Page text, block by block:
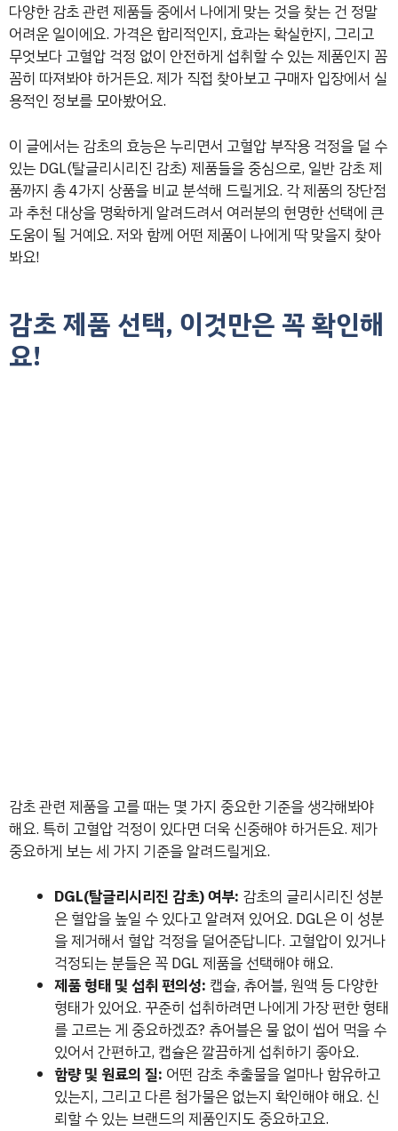
다양한 감초 관련 제품들 중에서 나에게 맞는 것을 찾는 건 정말
어려운 일이에요. 가격은 합리적인지, 효과는 확실한지, 그리고
무엇보다 고혈압 걱정 없이 안전하게 섭취할 수 있는 제품인지 꼼
꼼히 따져봐야 하거든요. 제가 직접 찾아보고 구매자 입장에서 실
용적인 정보를 모아봤어요.
이 글에서는 감초의 효능은 누리면서 고혈압 부작용 걱정을 덜 수
있는 DGL(탈글리시리진 감초) 제품들을 중심으로, 일반 감초 제
품까지 총 4가지 상품을 비교 분석해 드릴게요. 각 제품의 장단점
과 추천 대상을 명확하게 알려드려서 여러분의 현명한 선택에 큰
도움이 될 거예요. 저와 함께 어떤 제품이 나에게 딱 맞을지 찾아
봐요!
감초 제품 선택, 이것만은 꼭 확인해
요!
감초 관련 제품을 고를 때는 몇 가지 중요한 기준을 생각해봐야
해요. 특히 고혈압 걱정이 있다면 더욱 신중해야 하거든요. 제가
중요하게 보는 세 가지 기준을 알려드릴게요.
DGL(탈글리시리진 감초) 여부: 감초의 글리시리진 성분
은 혈압을 높일 수 있다고 알려져 있어요. DGL은 이 성분
을 제거해서 혈압 걱정을 덜어준답니다. 고혈압이 있거나
걱정되는 분들은 꼭 DGL 제품을 선택해야 해요.
제품 형태 및 섭취 편의성: 캡슐, 츄어블, 원액 등 다양한
형태가 있어요. 꾸준히 섭취하려면 나에게 가장 편한 형태
를 고르는 게 중요하겠죠? 츄어블은 물 없이 씹어 먹을 수
있어서 간편하고, 캡슐은 깔끔하게 섭취하기 좋아요.
함량 및 원료의 질: 어떤 감초 추출물을 얼마나 함유하고
있는지, 그리고 다른 첨가물은 없는지 확인해야 해요. 신
뢰할 수 있는 브랜드의 제품인지도 중요하고요.